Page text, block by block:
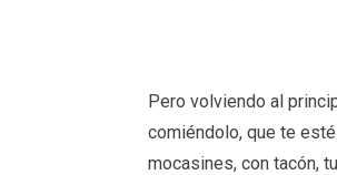
Pero volviendo al
comiéndolo, que te
mocasines, con tacón,